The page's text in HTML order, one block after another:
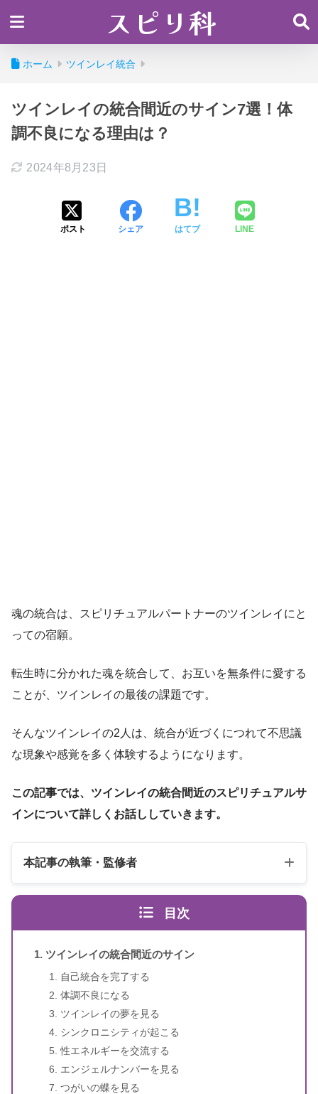
スピリ科
ホーム ツインレイ統合
ツインレイの統合間近のサイン7選！体
調不良になる理由は？
2024年8月23日
ポスト シェア はてブ LINE
魂の統合は、スピリチュアルパートナーのツインレイにと
っての宿願。
転生時に分かれた魂を統合して、お互いを無条件に愛する
ことが、ツインレイの最後の課題です。
そんなツインレイの2人は、統合が近づくにつれて不思議
な現象や感覚を多く体験するようになります。
この記事では、ツインレイの統合間近のスピリチュアルサ
インについて詳しくお話ししていきます。
本記事の執筆・監修者
スピリカ
目次
ツインレイの統合間近のサイン
自己統合を完了する
体調不良になる
ツインレイの夢を見る
シンクロニシティが起こる
性エネルギーを交流する
エンジェルナンバーを見る
つがいの蝶を見る